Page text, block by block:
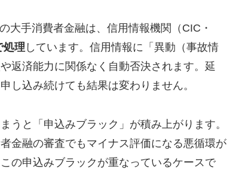
大手消費者金融は、信用情報機関（CIC・
処理 しています。信用情報に「異動（事故情
返済能力に関係なく自動否決されます。延
し込み続けても結果は変わりません。
うと「申込みブラック」が積み上がります。
金融の審査でもマイナス評価になる悪循環が
の申込みブラックが重なっているケースで